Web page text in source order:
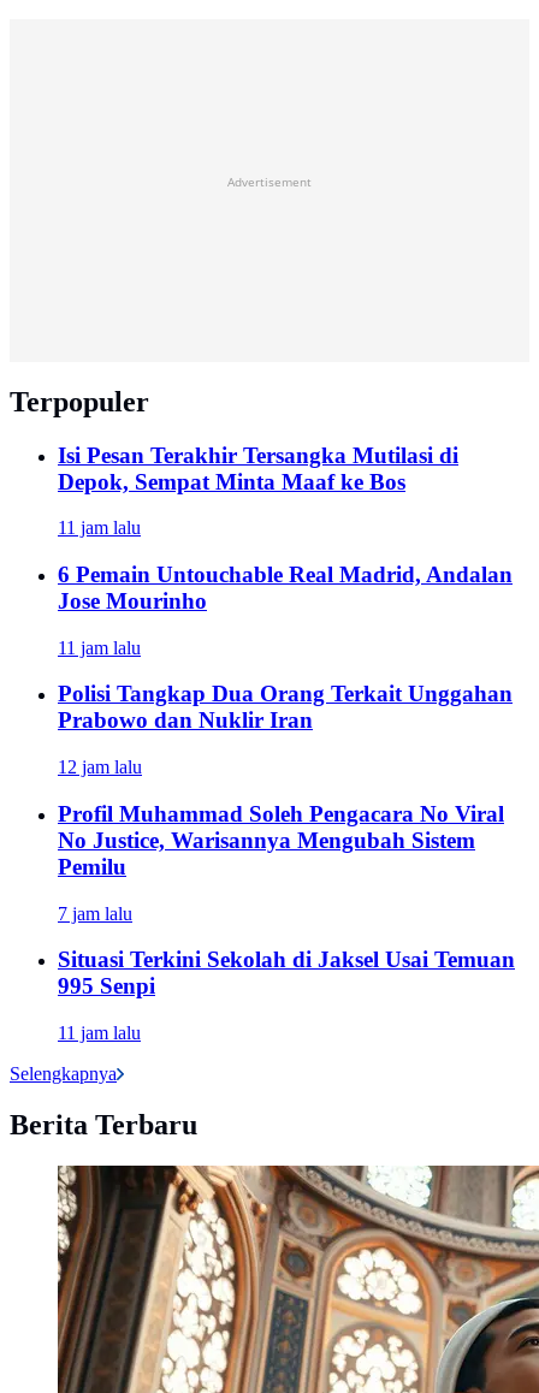
Advertisement
Terpopuler
Isi Pesan Terakhir Tersangka Mutilasi di
Depok, Sempat Minta Maaf ke Bos
11 jam lalu
6 Pemain Untouchable Real Madrid, Andalan
Jose Mourinho
11 jam lalu
Polisi Tangkap Dua Orang Terkait Unggahan
Prabowo dan Nuklir Iran
12 jam lalu
Profil Muhammad Soleh Pengacara No Viral
No Justice, Warisannya Mengubah Sistem
Pemilu
7 jam lalu
Situasi Terkini Sekolah di Jaksel Usai Temuan
995 Senpi
11 jam lalu
Selengkapnya
Berita Terbaru